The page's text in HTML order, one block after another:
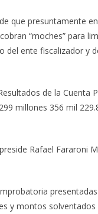
que presuntamente
“moches” para
del ente fiscalizador y
de la Cuenta
millones 356 mil
Rafael Fararoni
y montos solventados